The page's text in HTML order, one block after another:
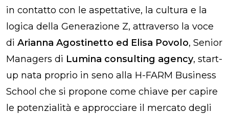
in contatto con le aspettative, la cultura e la
logica della Generazione Z, attraverso la voce
di Arianna Agostinetto ed Elisa Povolo, Senior
Managers di Lumina consulting agency, start-
up nata proprio in seno alla H-FARM Business
School che si propone come chiave per capire
le potenzialità e approcciare il mercato degli